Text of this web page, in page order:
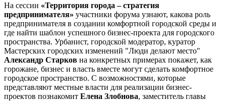
На сессии «Территория города – стратегия
предпринимателя» участники форума узнают, какова роль
предпринимателя в создании комфортной городской среды и
где найти шаблон успешного бизнес-проекта для городского
пространства. Урбанист, городской модератор, куратор
Мастерских городских изменений "Люди делают место"
Александр Старков на конкретных примерах покажет, как
горожане, бизнес и власть вместе могут сделать комфортное
городское пространство. С возможностями, которые
представляют местные власти для реализации бизнес-
проектов познакомит Елена Злобнова, заместитель главы